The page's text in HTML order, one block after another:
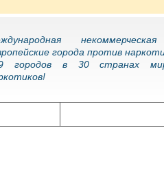
города против
городов в 30 странах